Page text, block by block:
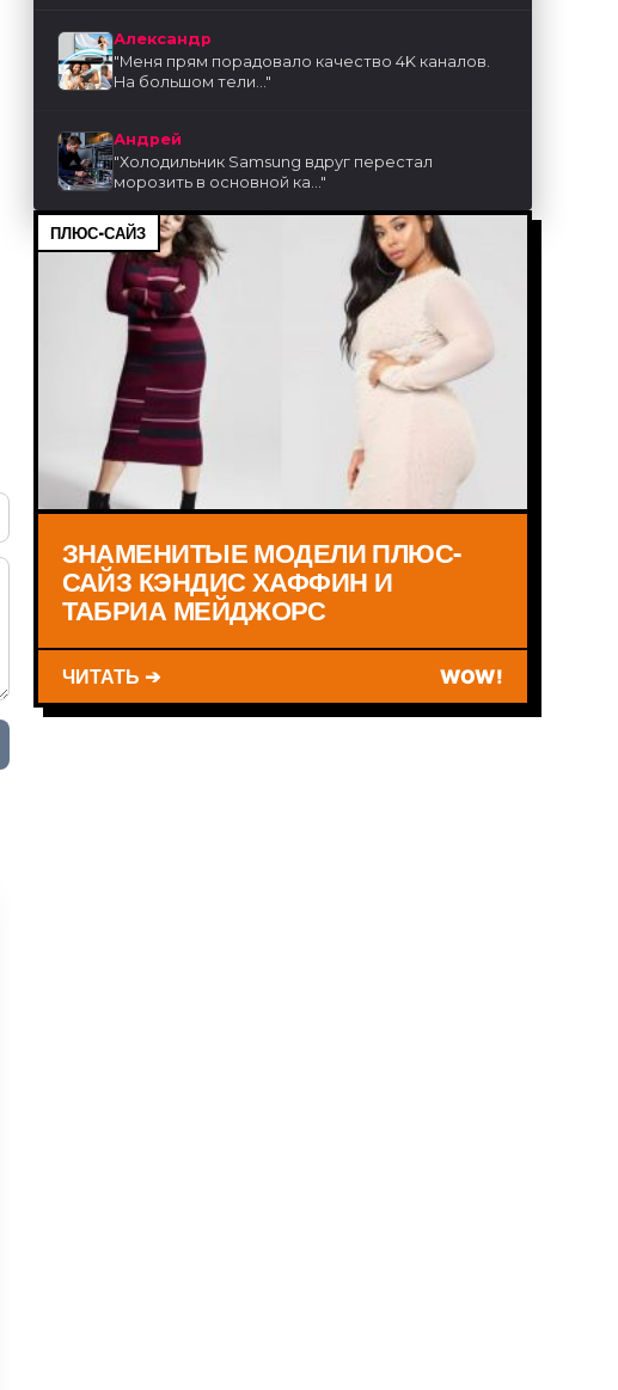
Александр
"Меня прям порадовало качество 4K каналов.
На большом тели..."
Андрей
"Холодильник Samsung вдруг перестал
морозить в основной ка..."
ПЛЮС-САЙЗ
ЗНАМЕНИТЫЕ МОДЕЛИ ПЛЮС-
САЙЗ КЭНДИС ХАФФИН И
ТАБРИА МЕЙДЖОРС
ЧИТАТЬ ➔ WOW!